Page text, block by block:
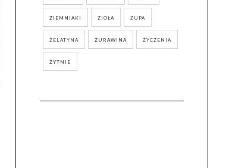
ZIEMNIAKI ZIOŁA ZUPA
ŻELATYNA ŻURAWINA ŻYCZENIA
ŻYTNIE